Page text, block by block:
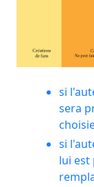
si
sera
si
lui est